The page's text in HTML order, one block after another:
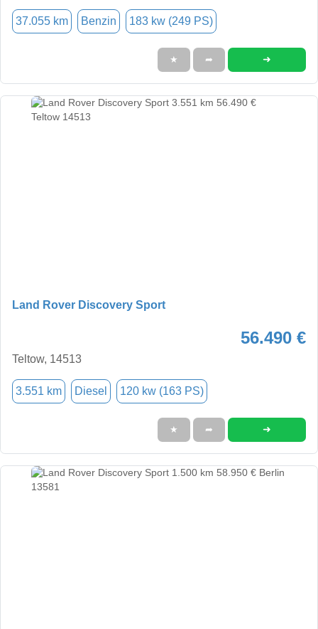
37.055 km Benzin 183 kw (249 PS)
★ ➦ ➜
Land Rover Discovery Sport
56.490 €
Teltow, 14513
3.551 km Diesel 120 kw (163 PS)
★ ➦ ➜